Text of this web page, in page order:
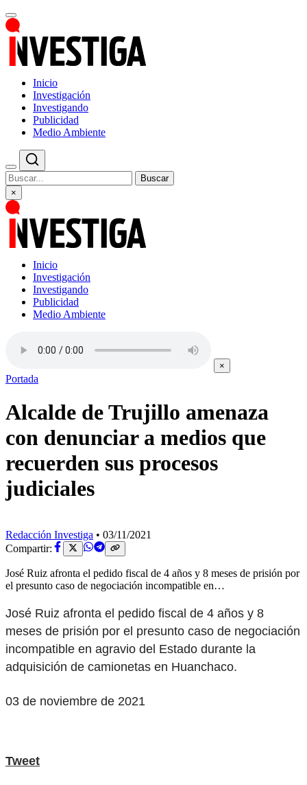
Inicio
Investigación
Investigando
Publicidad
Medio Ambiente
Buscar
×
Inicio
Investigación
Investigando
Publicidad
Medio Ambiente
×
Portada
Alcalde de Trujillo amenaza
con denunciar a medios que
recuerden sus procesos
judiciales
Redacción Investiga • 03/11/2021
Compartir:
José Ruiz afronta el pedido fiscal de 4 años y 8 meses de prisión por
el presunto caso de negociación incompatible en…
José Ruiz afronta el pedido fiscal de 4 años y 8
meses de prisión por el presunto caso de negociación
incompatible en agravio del Estado durante la
adquisición de camionetas en Huanchaco.
03 de noviembre de 2021
Tweet